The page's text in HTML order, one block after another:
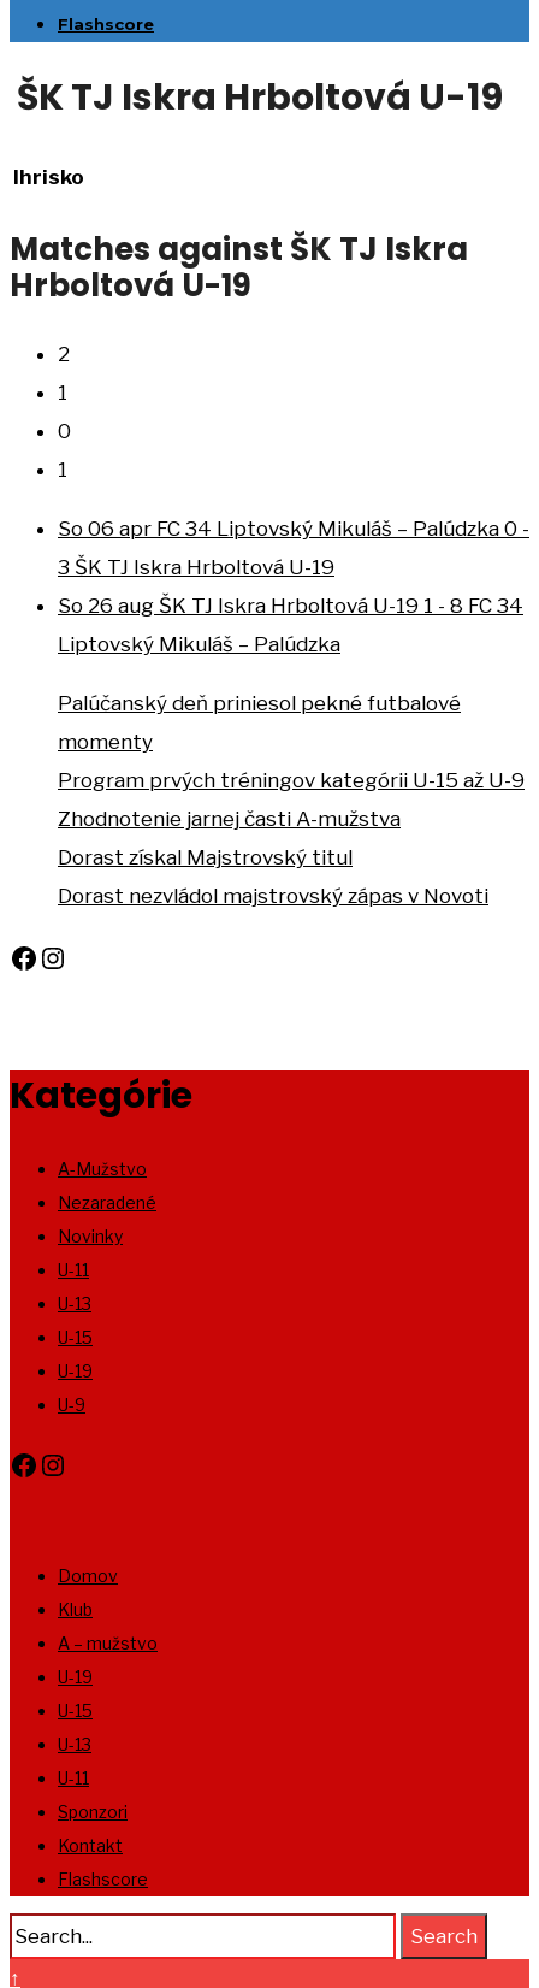
Flashscore
ŠK TJ Iskra Hrboltová U-19
Ihrisko
Matches against ŠK TJ Iskra
Hrboltová U-19
2
1
0
1
So 06 apr FC 34 Liptovský Mikuláš – Palúdzka 0 -
3 ŠK TJ Iskra Hrboltová U-19
So 26 aug ŠK TJ Iskra Hrboltová U-19 1 - 8 FC 34
Liptovský Mikuláš – Palúdzka
Palúčanský deň priniesol pekné futbalové
momenty
Program prvých tréningov kategórii U-15 až U-9
Zhodnotenie jarnej časti A-mužstva
Dorast získal Majstrovský titul
Dorast nezvládol majstrovský zápas v Novoti
Facebook
Instagram
Kategórie
A-Mužstvo
Nezaradené
Novinky
U-11
U-13
U-15
U-19
U-9
Facebook
Instagram
Domov
Klub
A – mužstvo
U-19
U-15
U-13
U-11
Sponzori
Kontakt
Flashscore
Search
↑